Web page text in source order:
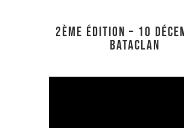
2ème édition – 10
Bataclan